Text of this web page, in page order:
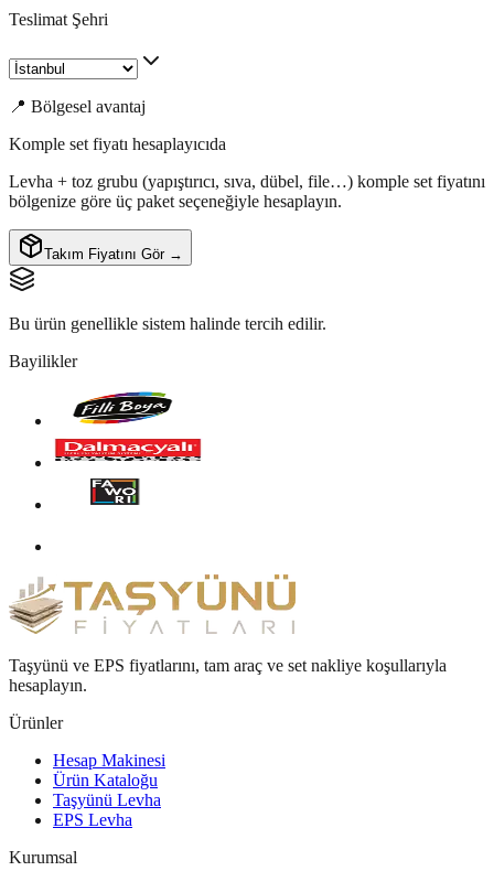
Teslimat Şehri
📍 Bölgesel avantaj
Komple set fiyatı hesaplayıcıda
Levha + toz grubu (yapıştırıcı, sıva, dübel, file…) komple set fiyatını
bölgenize göre üç paket seçeneğiyle hesaplayın.
Takım Fiyatını Gör →
Bu ürün genellikle sistem halinde tercih edilir.
Bayilikler
Taşyünü ve EPS fiyatlarını, tam araç ve set nakliye koşullarıyla
hesaplayın.
Ürünler
Hesap Makinesi
Ürün Kataloğu
Taşyünü Levha
EPS Levha
Kurumsal